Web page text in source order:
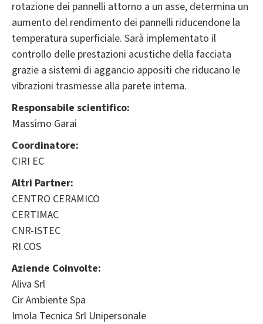
rotazione dei pannelli attorno a un asse, determina un
aumento del rendimento dei pannelli riducendone la
temperatura superficiale. Sarà implementato il
controllo delle prestazioni acustiche della facciata
grazie a sistemi di aggancio appositi che riducano le
vibrazioni trasmesse alla parete interna.
Responsabile scientifico:
Massimo Garai
Coordinatore:
CIRI EC
Altri Partner:
CENTRO CERAMICO
CERTIMAC
CNR-ISTEC
RI.COS
Aziende Coinvolte:
Aliva Srl
Cir Ambiente Spa
Imola Tecnica Srl Unipersonale